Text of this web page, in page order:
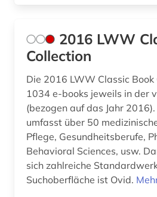
arktis (1)
arneistoffe (1)
arzneibuch (1)
arzneimittel (25)
arzneimitteldosis (1)
arzneimittelforschung (1)
2016 LWW
Collection
Die 2016 LWW Classic
1034 e-books jeweils in der
(bezogen auf das Jahr
umfasst über 50
Pflege, Gesundheitsberufe,
Behavioral Sciences, usw.
sich zahlreiche
Suchoberfläche ist Ovid.